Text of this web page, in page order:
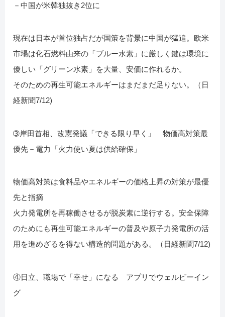
－中国が米韓独抜き2位に
現在は日本が首位独占だが国策を背景に中国が猛追。欧米
市場は化石燃料由来の「ブルー水素」に厳しく鍵は環境に
優しい「グリーン水素」を大量、安価に作れるか。
そのための再生可能エネルギーはまだまだ足りない。（日
経新聞7/12)
➂岸田首相、改憲発議「できる限り早く」 物価高対策最
優先－電力「火力使い夏は供給確保」
物価高対策は食料品やエネルギーの価格上昇の対策が最優
先と指摘
火力発電所を再稼働させるが脱炭素に逆行する。安全保障
のためにも再生可能エネルギーの普及や原子力発電所の活
用を進めざるを得ない構造的問題がある。（日経新聞7/12)
④日立、職場で「幸せ」になる アプリでウェルビーイン
グ